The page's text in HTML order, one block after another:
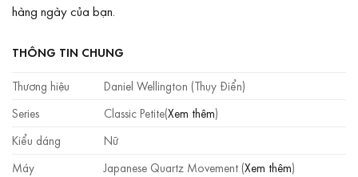
hàng ngày của bạn.
THÔNG TIN CHUNG
Thương hiệu
Daniel Wellington (Thụy Điển)
Series
Classic Petite(Xem thêm)
Kiểu dáng
Nữ
Máy
Japanese Quartz Movement (Xem thêm)